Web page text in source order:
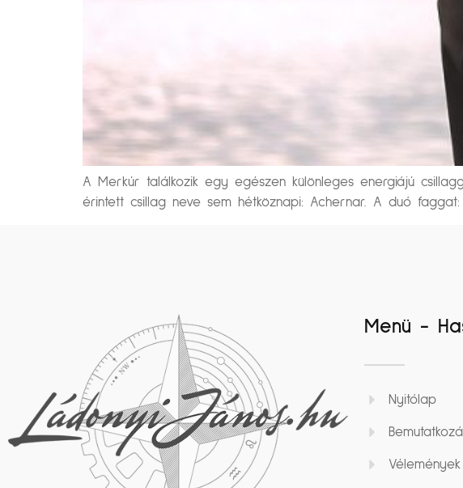
A Merkúr találkozik egy egészen különleges energiájú
érintett csillag neve sem hétköznapi: Achernar. A duó faggat:
Menü -
Nyitólap
Vélemények